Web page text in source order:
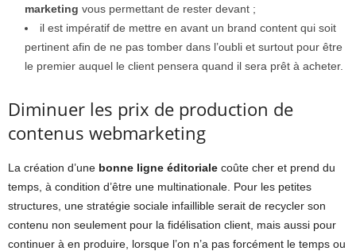
marketing vous permettant de rester devant ;
il est impératif de mettre en avant un brand content qui soit
pertinent afin de ne pas tomber dans l’oubli et surtout pour être
le premier auquel le client pensera quand il sera prêt à acheter.
Diminuer les prix de production de
contenus webmarketing
La création d’une bonne ligne éditoriale coûte cher et prend du
temps, à condition d’être une multinationale. Pour les petites
structures, une stratégie sociale infaillible serait de recycler son
contenu non seulement pour la fidélisation client, mais aussi pour
continuer à en produire, lorsque l’on n’a pas forcément le temps ou